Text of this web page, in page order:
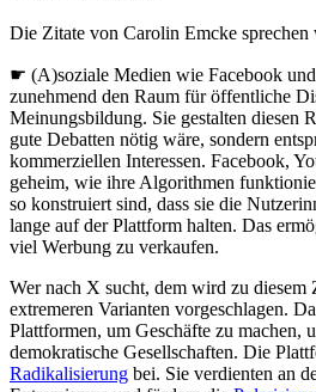
Die Zitate von Carolin Emcke sprechen
☛ (A)soziale Medien wie Facebook
zunehmend den Raum für öffentliche
Meinungsbildung. Sie gestalten diesen
gute Debatten nötig wäre, sondern
kommerziellen Interessen. Facebook,
geheim, wie ihre Algorithmen
so konstruiert sind, dass sie die
lange auf der Plattform halten. Das
viel Werbung zu verkaufen.
Wer nach X sucht, dem wird zu
extremeren Varianten vorgeschlagen.
Plattformen, um Geschäfte zu machen,
demokratische Gesellschaften. Die
Radikalisierung bei. Sie verdienten an